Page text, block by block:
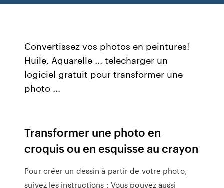
Convertissez vos photos en peintures!
Huile, Aquarelle ... telecharger un
logiciel gratuit pour transformer une
photo ...
Transformer une photo en
croquis ou en esquisse au crayon
Pour créer un dessin à partir de votre photo,
suivez les instructions : Vous pouvez aussi